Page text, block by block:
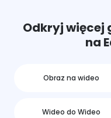
Odkryj więcej
na
Obraz na wideo
Wideo do Wideo